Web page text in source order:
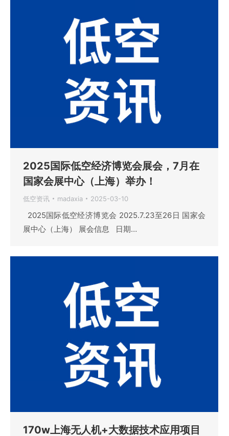
2025国际低空经济博览会展会，7月在
国家会展中心（上海）举办！
低空资讯 madaxia 2025-03-10
2025国际低空经济博览会 2025.7.23至26日 国家会
展中心（上海） 展会信息 日期…
170w上海无人机+大数据技术应用项目